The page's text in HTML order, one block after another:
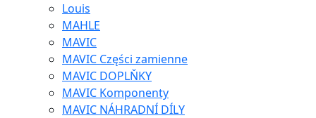
Louis
MAHLE
MAVIC
MAVIC Części zamienne
MAVIC DOPLŇKY
MAVIC Komponenty
MAVIC NÁHRADNÍ DÍLY